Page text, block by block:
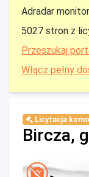
Adradar
5027 stron z
Przeszukaj
Włącz pełny
Licytacja
Bircza,